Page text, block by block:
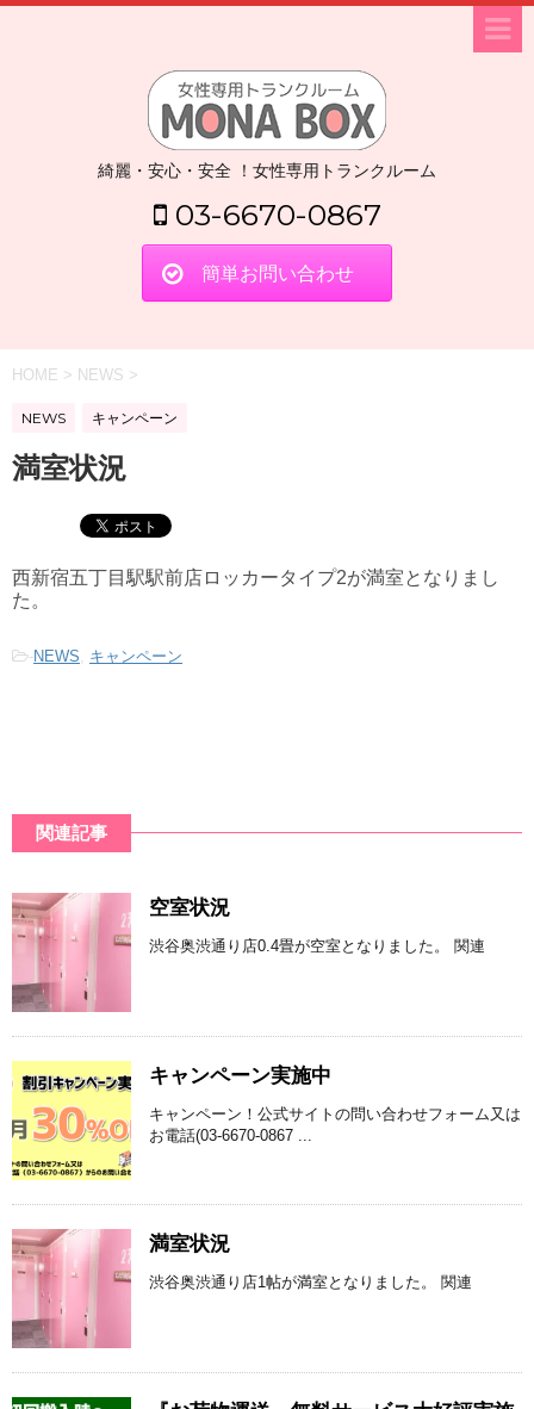
綺麗・安心・安全 ！女性専用トランクルーム
03-6670-0867
簡単お問い合わせ
HOME > NEWS >
NEWS キャンペーン
満室状況
西新宿五丁目駅駅前店ロッカータイプ2が満室となりまし
た。
-NEWS, キャンペーン
関連記事
空室状況
渋谷奥渋通り店0.4畳が空室となりました。 関連
キャンペーン実施中
キャンペーン！公式サイトの問い合わせフォーム又は
お電話(03-6670-0867 ...
満室状況
渋谷奥渋通り店1帖が満室となりました。 関連